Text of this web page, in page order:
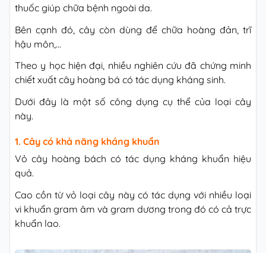
thuốc giúp chữa bệnh ngoài da.
Bên cạnh đó, cây còn dùng để chữa hoàng đản, trĩ
hậu môn,…
Theo y học hiện đại, nhiều nghiên cứu đã chứng minh
chiết xuất cây hoàng bá có tác dụng kháng sinh.
Dưới đây là một số công dụng cụ thể của loại cây
này.
1. Cây có khả năng kháng khuẩn
Vỏ cây hoàng bách có tác dụng kháng khuẩn hiệu
quả.
Cao cồn từ vỏ loại cây này có tác dụng với nhiều loại
vi khuẩn gram âm và gram dương trong đó có cả trực
khuẩn lao.